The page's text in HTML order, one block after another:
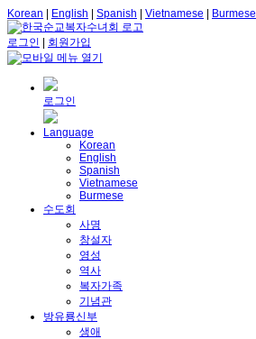
Korean English Spanish Vietnamese Burmese
로그인 회원가입
로그인
Language
Korean
English
Spanish
Vietnamese
Burmese
수도회
사명
창설자
영성
역사
복자가족
기념관
방유룡신부
생애